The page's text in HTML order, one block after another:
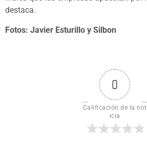
destaca.
Fotos: Javier Esturillo y Silbon
0
Calificación de la not
icia